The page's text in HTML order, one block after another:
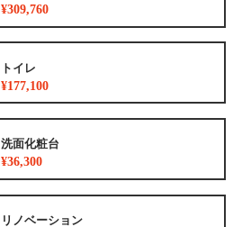
¥309,760
トイレ
¥177,100
洗面化粧台
¥36,300
リノベーション